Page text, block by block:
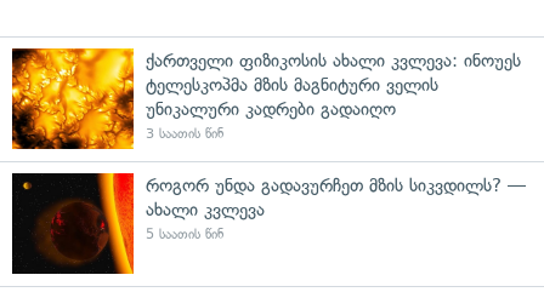
ქართველი ფიზიკოსის ახალი კვლევა: ინოუეს
ტელესკოპმა მზის მაგნიტური ველის
უნიკალური კადრები გადაიღო
3 საათის წინ
როგორ უნდა გადავურჩეთ მზის სიკვდილს? —
ახალი კვლევა
5 საათის წინ